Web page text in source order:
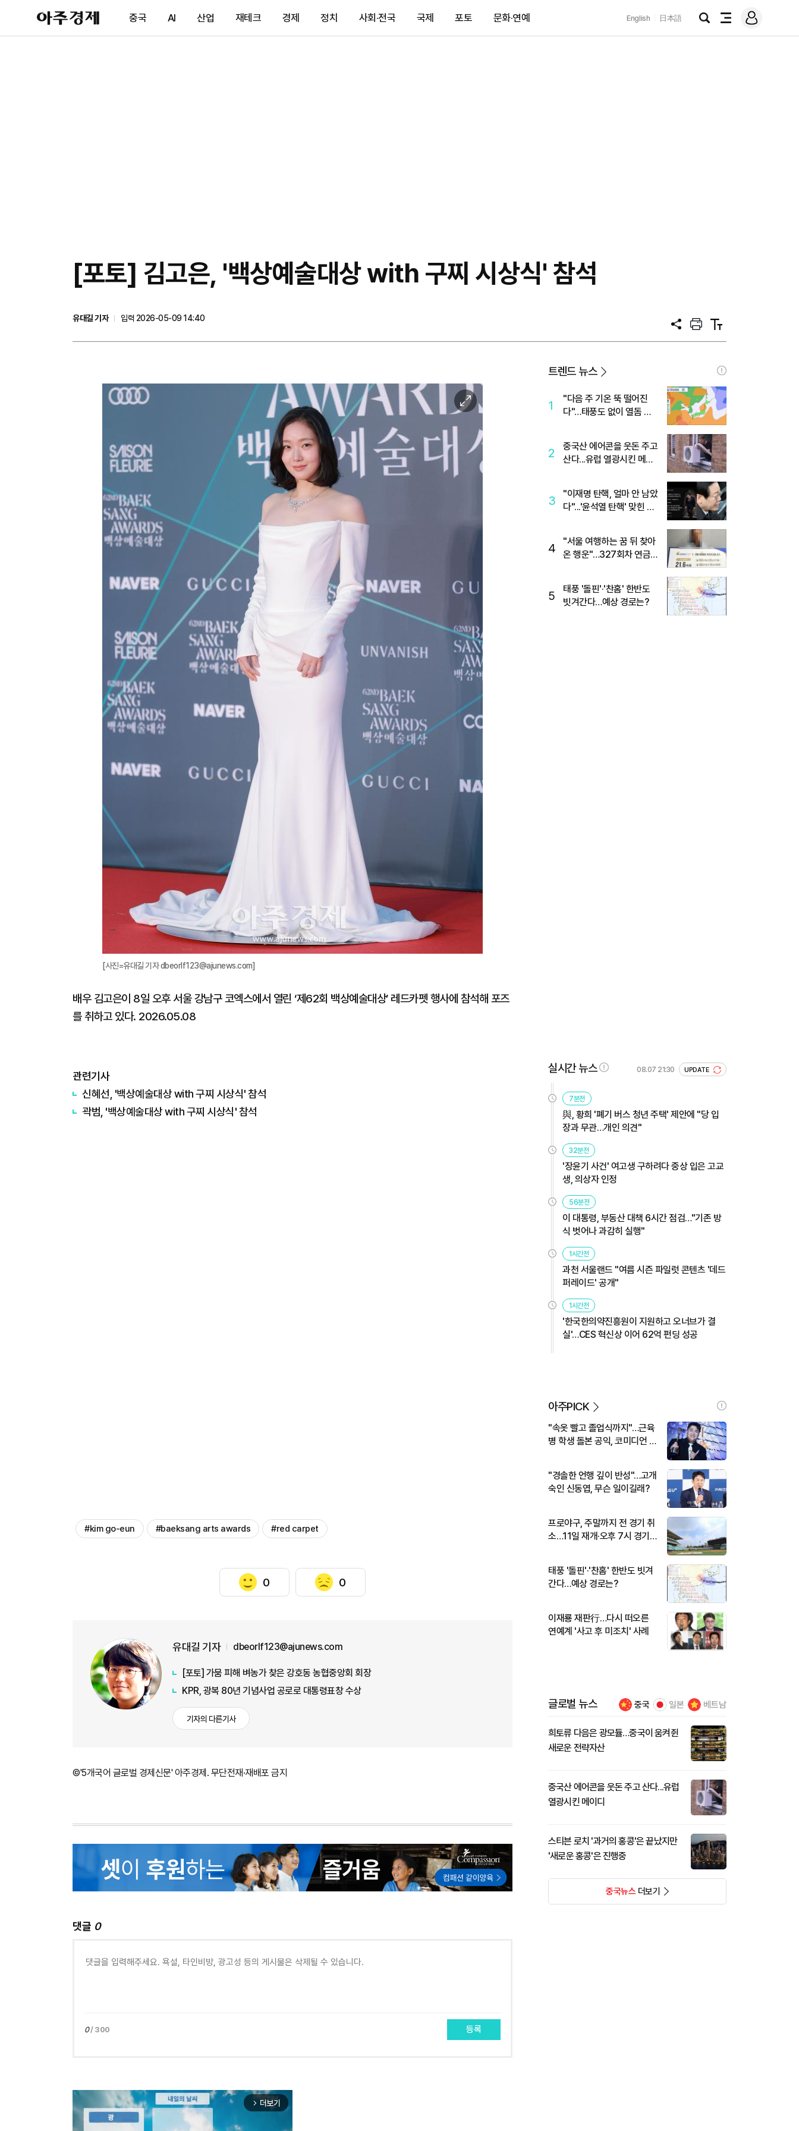
아
주
제
중국 AI 산업 재테크 경제 정치 사회·전국 국제 포토 문화·연예 English 日本語
검
전
메
그
[포토] 김고은, '백상예술대상 with 구찌 시상식' 참석
유대길 기자
입력 2026-05-09 14:40
공
프
트
텍
트
이
미
[사진=유대길 기자 dbeorlf123@ajunews.com]
배우 김고은이 8일 오후 서울 강남구 코엑스에서 열린 ‘제62회 백상예술대상’ 레드카펫 행사에 참석해 포즈
를 취하고 있다. 2026.05.08
관련기사
신혜선, '백상예술대상 with 구찌 시상식' 참석
곽범, '백상예술대상 with 구찌 시상식' 참석
#kim go-eun #baeksang arts awards #red carpet
0 0
유대길 기자 dbeorlf123@ajunews.com
[포토] 가뭄 피해 벼농가 찾은 강호동 농협중앙회 회장
KPR, 광복 80년 기념사업 공로로 대통령표창 수상
기자의 다른기사
©'5개국어 글로벌 경제신문' 아주경제. 무단전재·재배포 금지
댓글 0
0/ 300 등록
arrow_forward_ios 더보기
트렌드 뉴스
1
"다음 주 기온 뚝 떨어진
다"…태풍도 없이 열돔 박
2
중국산 에어콘을 웃돈 주고
산다...유럽 열광시킨 메이
3
"이재명 탄핵, 얼마 안 남았
다"...'윤석열 탄핵' 맞힌 무
4
"서울 여행하는 꿈 뒤 찾아
온 행운"…327회차 연금
5
태풍 '돌핀'·'찬홈' 한반도
빗겨간다…예상 경로는?
실시간 뉴스 08.07 21:30 UPDATE
7분전
與, 황희 '폐기 버스 청년 주택' 제안에 "당 입
장과 무관…개인 의견"
32분전
'장윤기 사건' 여고생 구하려다 중상 입은 고교
생, 의상자 인정
56분전
이 대통령, 부동산 대책 6시간 점검…"기존 방
식 벗어나 과감히 실행"
1시간전
과천 서울랜드 "여름 시즌 파일럿 콘텐츠 '데드
퍼레이드' 공개"
1시간전
'한국한의약진흥원이 지원하고 오너브가 결
실'…CES 혁신상 이어 62억 펀딩 성공
아주PICK
"속옷 빨고 졸업식까지"…근육
병 학생 돌본 공익, 코미디언 김
"경솔한 언행 깊이 반성"…고개
숙인 신동엽, 무슨 일이길래?
프로야구, 주말까지 전 경기 취
소…11일 재개·오후 7시 경기
태풍 '돌핀'·'찬홈' 한반도 빗겨
간다…예상 경로는?
이재룡 재판行…다시 떠오른
연예계 '사고 후 미조치' 사례
글로벌 뉴스 중국 일본 베트남
희토류 다음은 광모듈…중국이 움켜쥔
새로운 전략자산
중국산 에어콘을 웃돈 주고 산다...유럽
열광시킨 메이디
스티븐 로치 '과거의 홍콩'은 끝났지만
'새로운 홍콩'은 진행중
중국뉴스더보기